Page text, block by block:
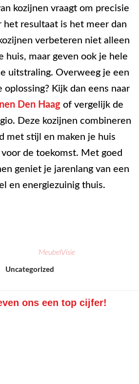
kozijnen vraagt om precisie
het resultaat is het meer dan
verbeteren niet alleen
huis, maar geven ook je hele
uitstraling. Overweeg je een
oplossing? Kijk dan eens naar
Den Haagof vergelijk de
Deze kozijnen combineren
met stijl en maken je huis
de toekomst. Met goed
geniet je jarenlang van een
en energiezuinig thuis.
MeubelVisie
Categorieën
Uncategorized
ons een top cijfer!